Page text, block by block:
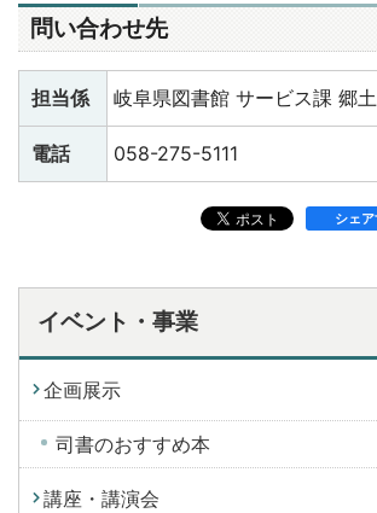
問い合わせ先
担当係 岐阜県図書館 サービス課 郷
電話 058-275-5111
シェ
イベント・事業
企画展示
司書のおすすめ本
講座・講演会